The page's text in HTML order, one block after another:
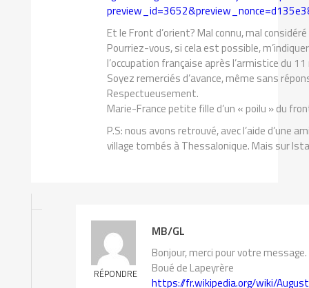
Et le Front d’orient? Mal connu, mal considéré
Pourriez-vous, si cela est possible,
l’occupation française après l’armistice du
Soyez remerciés d’avance, même sans
Respectueusement.
Marie-France petite fille d’un « poilu » du
P.S: nous avons retrouvé, avec l’aide d’une
village tombés à Thessalonique. Mais sur
RÉPONDRE
MB/GL
Bonjour, merci pour votre
Boué de Lapeyrère
https://fr.wikipedia.org/wiki/